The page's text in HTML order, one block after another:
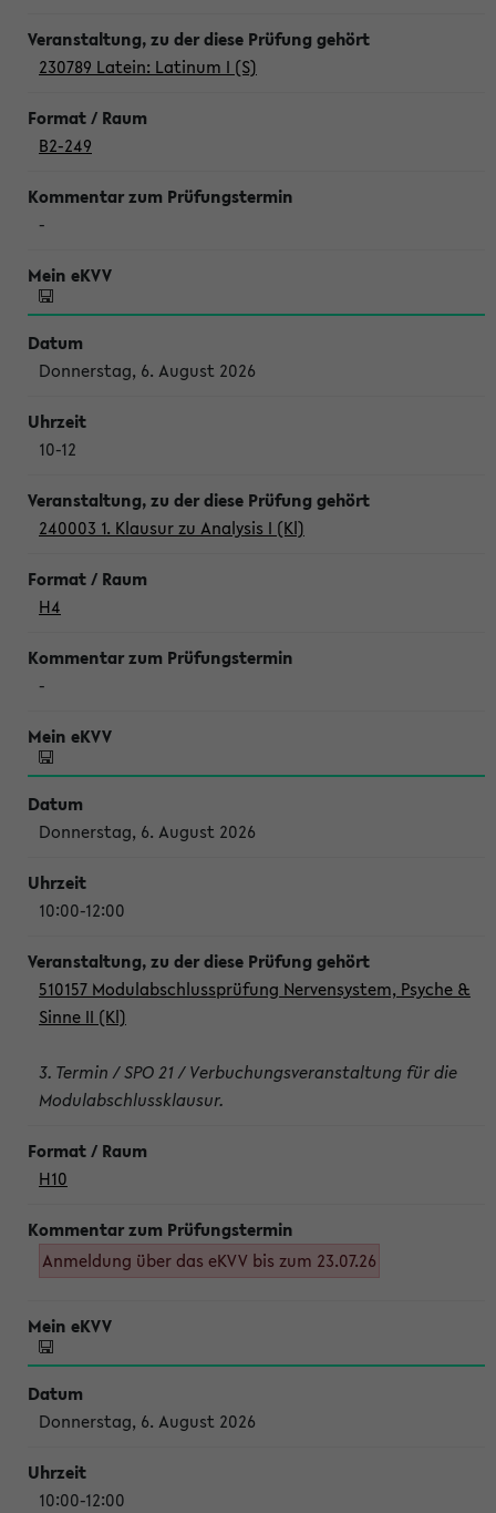
230789 Latein: Latinum I (S)
B2-249
-
Donnerstag, 6. August 2026
10-12
240003 1. Klausur zu Analysis I (Kl)
H4
-
Donnerstag, 6. August 2026
10:00-12:00
510157 Modulabschlussprüfung Nervensystem, Psyche &
Sinne II (Kl)
3. Termin / SPO 21 / Verbuchungsveranstaltung für die
Modulabschlussklausur.
H10
Anmeldung über das eKVV bis zum 23.07.26
Donnerstag, 6. August 2026
10:00-12:00